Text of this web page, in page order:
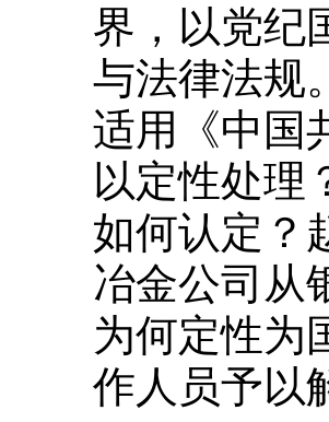
界，以党纪
与法律法规
适用《中国
以定性处理
如何认定？
冶金公司从
为何定性为
作人员予以